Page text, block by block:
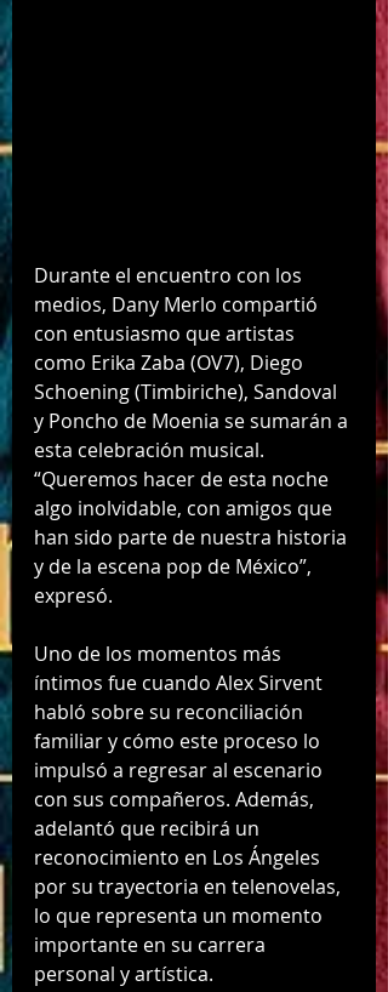
Durante el encuentro con los
medios, Dany Merlo compartió
con entusiasmo que artistas
como Erika Zaba (OV7), Diego
Schoening (Timbiriche), Sandoval
y Poncho de Moenia se sumarán a
esta celebración musical.
“Queremos hacer de esta noche
algo inolvidable, con amigos que
han sido parte de nuestra historia
y de la escena pop de México”,
expresó.
Uno de los momentos más
íntimos fue cuando Alex Sirvent
habló sobre su reconciliación
familiar y cómo este proceso lo
impulsó a regresar al escenario
con sus compañeros. Además,
adelantó que recibirá un
reconocimiento en Los Ángeles
por su trayectoria en telenovelas,
lo que representa un momento
importante en su carrera
personal y artística.